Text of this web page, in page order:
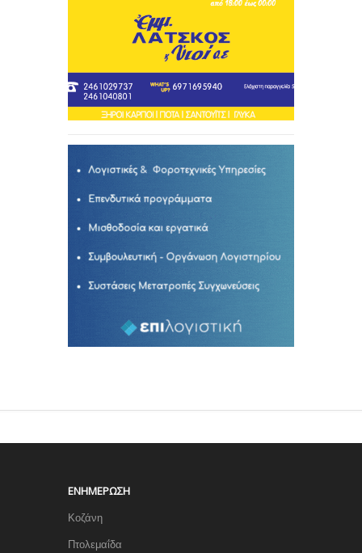
ΕΝΗΜΈΡΩΣΗ
Κοζάνη
Πτολεμαΐδα